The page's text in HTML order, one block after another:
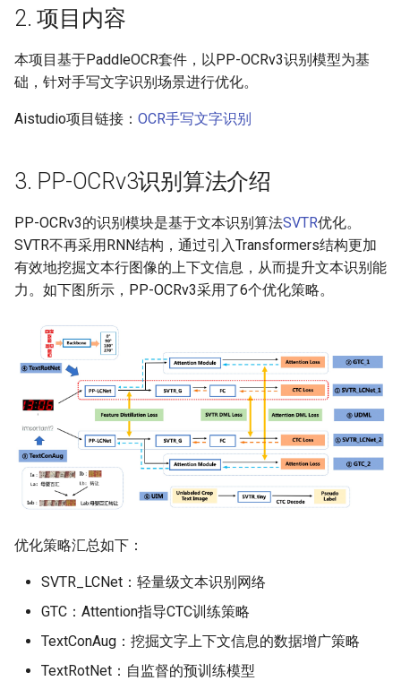
r
h
Paddle Cloud
Benchmark Configuration
How To Make Your own
ABINet
VisionLAN
RFL
ParseQ
SATRN
8. 模型导出推理
8.1 模型导出
8.2 模型推理
2. 项目内容
本项目基于PaddleOCR套件，以PP-OCRv3识别模型为基
础，针对手写文字识别场景进行优化。
Aistudio项目链接： OCR手写文字识别
3. PP-OCRv3识别算法介绍
PP-OCRv3的识别模块是基于文本识别算法SVTR优化。
SVTR不再采用RNN结构，通过引入Transformers结构更加
有效地挖掘文本行图像的上下文信息，从而提升文本识别能
力。如下图所示，PP-OCRv3采用了6个优化策略。
优化策略汇总如下：
SVTR_LCNet：轻量级文本识别网络
GTC：Attention指导CTC训练策略
TextConAug：挖掘文字上下文信息的数据增广策略
TextRotNet：自监督的预训练模型